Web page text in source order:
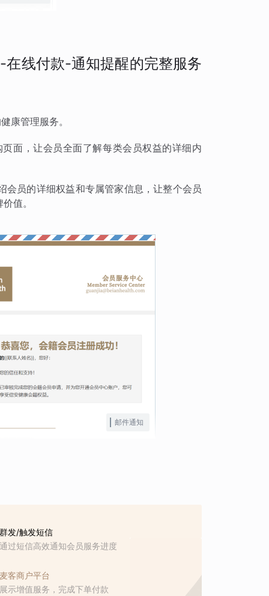
线付款-通知提醒的完整服务
康管理服务。
面，让会员全面了解每类会员权益的详细内
员的详细权益和专属管家信息，让整个会员
值。
邮件通知
群发/触发短信
通过短信高效通知会员服务进度
麦客商户平台
展示增值服务，完成下单付款